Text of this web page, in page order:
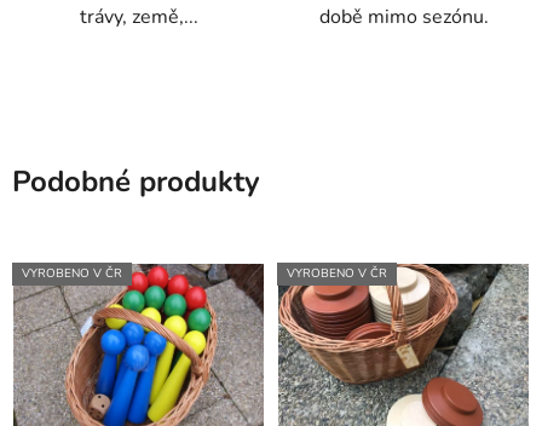
trávy, země,...
době mimo sezónu.
Podobné produkty
VYROBENO V ČR VYROBENO V ČR